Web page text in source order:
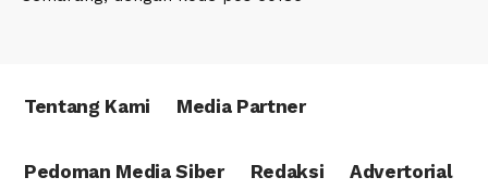
Tentang Kami Media Partner
Pedoman Media Siber Redaksi Advertorial